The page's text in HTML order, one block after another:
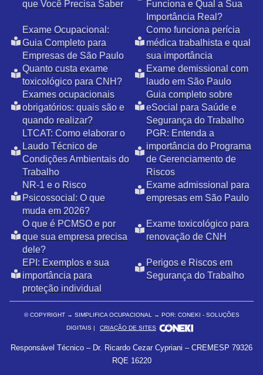
que Você Precisa Saber
Funciona e Qual a Sua
Importância Real?
Exame Ocupacional:
Guia Completo para
Empresas de São Paulo
Como funciona perícia
médica trabalhista e qual
sua importância
Quanto custa exame
toxicológico para CNH?
Exame demissional com
laudo em São Paulo
Exames ocupacionais
obrigatórios: quais são e
quando realizar?
Guia completo sobre
eSocial para Saúde e
Segurança do Trabalho
LTCAT: Como elaborar o
Laudo Técnico de
Condições Ambientais do
Trabalho
PGR: Entenda a
importância do Programa
de Gerenciamento de
Riscos
NR-1 e o Risco
Psicossocial: O que
muda em 2026?
Exame admissional para
empresas em São Paulo
O que é PCMSO e por
que sua empresa precisa
dele?
Exame toxicológico para
renovação de CNH
EPI: Exemplos e sua
importância para
proteção individual
Perigos e Riscos em
Segurança do Trabalho
© COPYRIGHT → SIMPLIFICA OCUPACIONAL → POR: CONEKI - SOLUÇÕES
DIGITAIS |
CRIAÇÃO DE SITES
Responsável Técnico – Dr. Ricardo Cezar Cypriani – CREMESP 79326
RQE 16220